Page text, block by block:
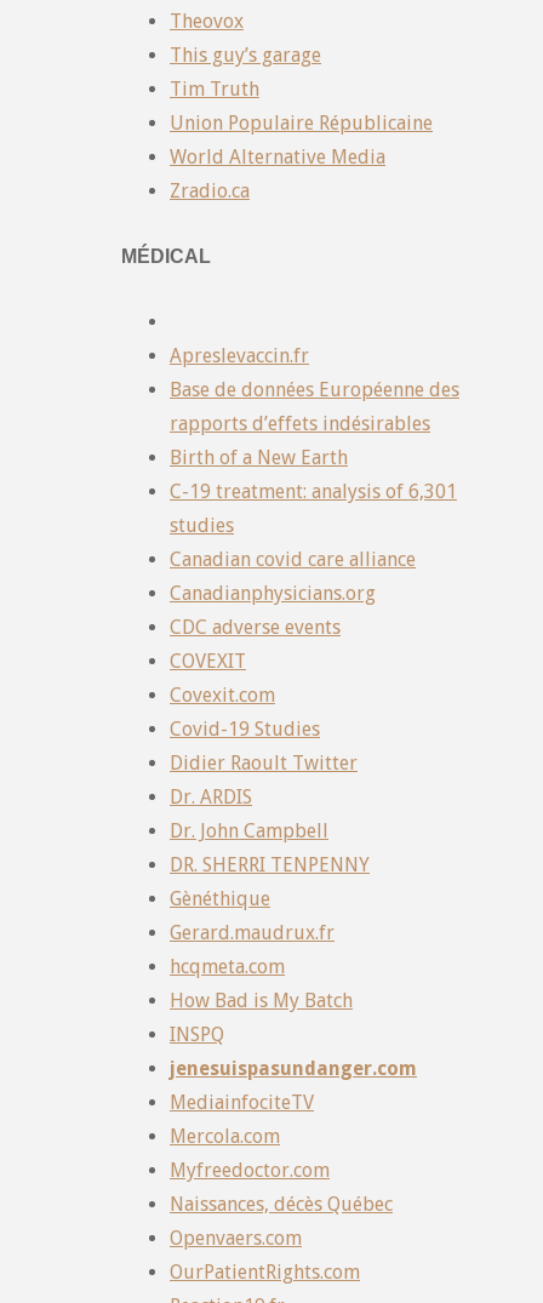
Theovox
This guy’s garage
Tim Truth
Union Populaire Républicaine
World Alternative Media
Zradio.ca
MÉDICAL
Apreslevaccin.fr
Base de données Européenne des
rapports d’effets indésirables
Birth of a New Earth
C-19 treatment: analysis of 6,301
studies
Canadian covid care alliance
Canadianphysicians.org
CDC adverse events
COVEXIT
Covexit.com
Covid-19 Studies
Didier Raoult Twitter
Dr. ARDIS
Dr. John Campbell
DR. SHERRI TENPENNY
Gènéthique
Gerard.maudrux.fr
hcqmeta.com
How Bad is My Batch
INSPQ
jenesuispasundanger.com
MediainfociteTV
Mercola.com
Myfreedoctor.com
Naissances, décès Québec
Openvaers.com
OurPatientRights.com